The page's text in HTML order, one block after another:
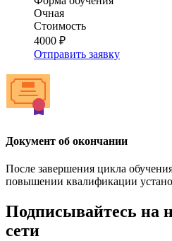
Очная
Стоимость
4000 ₽
Отправить заявку
Документ об окончании
После завершения цикла
повышении квалификации
Подписывайтесь на
сети